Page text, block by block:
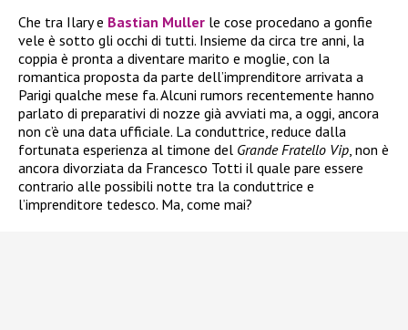
Che tra Ilary e Bastian Muller le cose procedano a gonfie
vele è sotto gli occhi di tutti. Insieme da circa tre anni, la
coppia è pronta a diventare marito e moglie, con la
romantica proposta da parte dell’imprenditore arrivata a
Parigi qualche mese fa. Alcuni rumors recentemente hanno
parlato di preparativi di nozze già avviati ma, a oggi, ancora
non c’è una data ufficiale. La conduttrice, reduce dalla
fortunata esperienza al timone del Grande Fratello Vip, non è
ancora divorziata da Francesco Totti il quale pare essere
contrario alle possibili notte tra la conduttrice e
l’imprenditore tedesco. Ma, come mai?